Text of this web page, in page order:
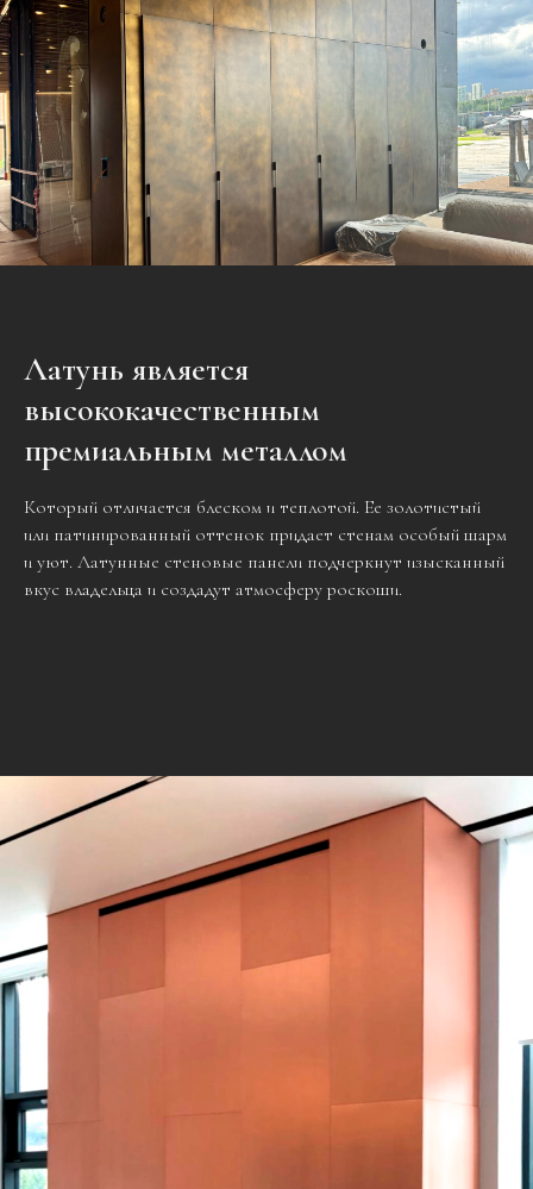
Латунь является
высококачественным
премиальным металлом
Который отличается блеском и теплотой. Ее золотистый
или патинированный оттенок придает стенам особый шарм
и уют. Латунные стеновые панели подчеркнут изысканный
вкус владельца и создадут атмосферу роскоши.